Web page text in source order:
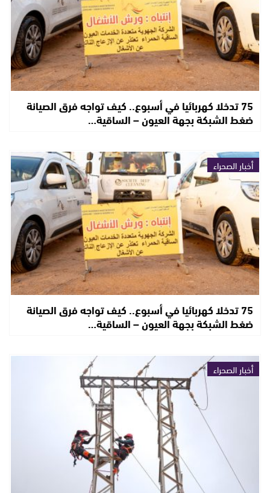
75 تدخلا كهربائيا في أسبوع.. كيف تواجه فرق الصيانة
ضغط الشبكة بجهة العيون – الساقية…
أخبار الصحراء
75 تدخلا كهربائيا في أسبوع.. كيف تواجه فرق الصيانة
ضغط الشبكة بجهة العيون – الساقية…
أخبار الصحراء